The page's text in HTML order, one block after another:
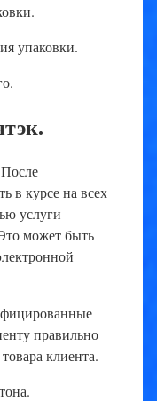
упаковки.
в курсе на всех
услуги
может быть
правильно
клиента.